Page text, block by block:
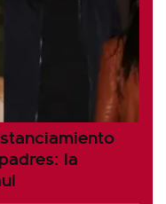
la